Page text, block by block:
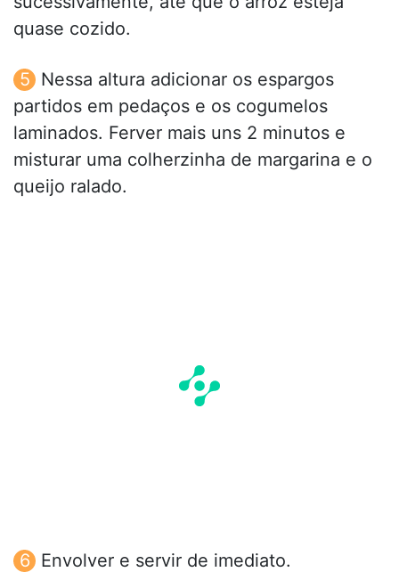
quase cozido.
Nessa altura adicionar os espargos
partidos em pedaços e os cogumelos
laminados. Ferver mais uns 2 minutos e
misturar uma colherzinha de margarina e o
queijo ralado.
Envolver e servir de imediato.